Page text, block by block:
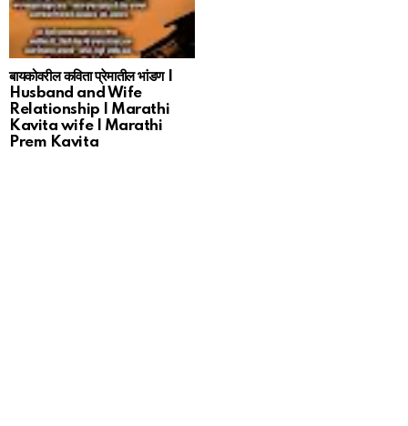
बायकोवरील कविता प्रेमातील भांडण |
Husband and Wife
Relationship | Marathi
Kavita wife | Marathi
Prem Kavita